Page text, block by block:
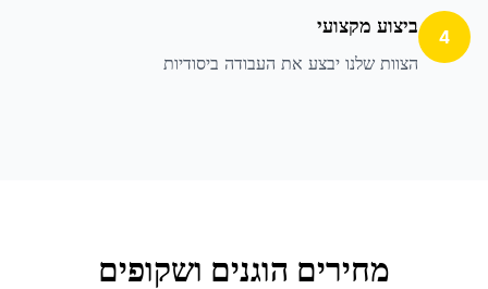
4 ביצוע מקצועי
הצוות שלנו יבצע את העבודה ביסודיות
מחירים הוגנים ושקופים